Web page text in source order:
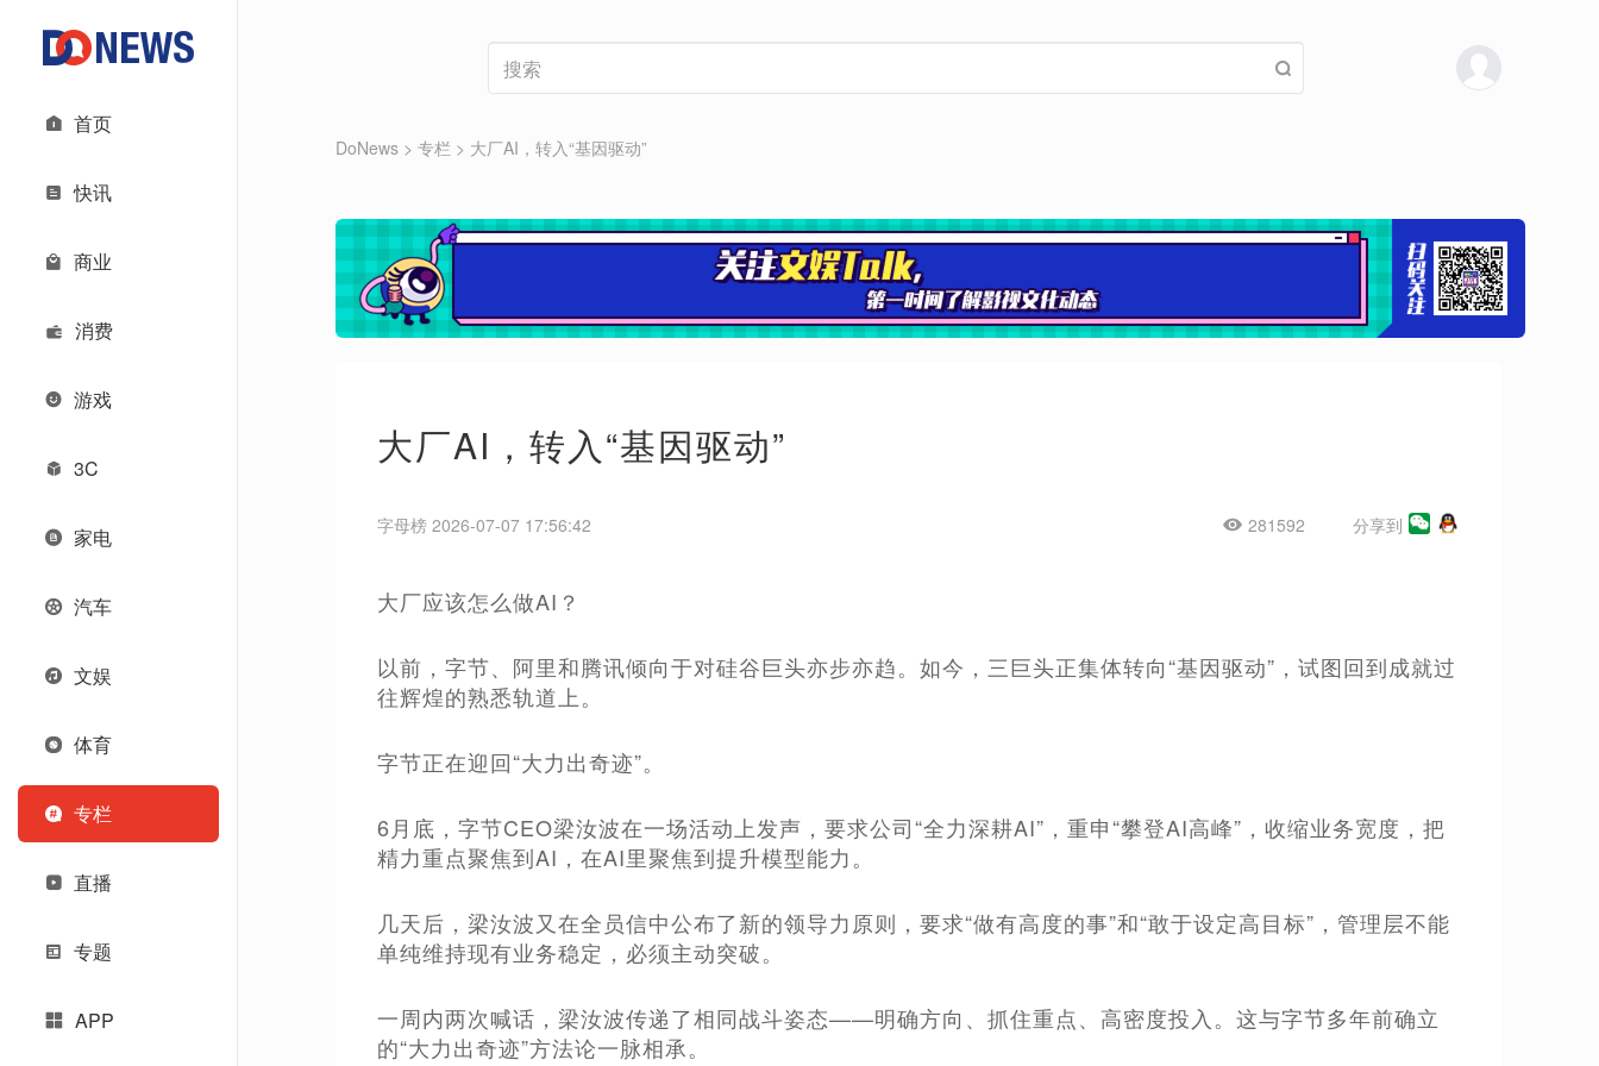
首页
快讯
商业
消费
游戏
3C
家电
汽车
文娱
体育
专栏
直播
专题
APP
DoNews > 专栏 > 大厂AI，转入“基因驱动”
大厂AI，转入“基因驱动”
字母榜 2026-07-07 17:56:42 281592 分享到
大厂应该怎么做AI？
以前，字节、阿里和腾讯倾向于对硅谷巨头亦步亦趋。如今，三巨头正集体转向“基因驱动”，试图回到成就过
往辉煌的熟悉轨道上。
字节正在迎回“大力出奇迹”。
6月底，字节CEO梁汝波在一场活动上发声，要求公司“全力深耕AI”，重申“攀登AI高峰”，收缩业务宽度，把
精力重点聚焦到AI，在AI里聚焦到提升模型能力。
几天后，梁汝波又在全员信中公布了新的领导力原则，要求“做有高度的事”和“敢于设定高目标”，管理层不能
单纯维持现有业务稳定，必须主动突破。
一周内两次喊话，梁汝波传递了相同战斗姿态——明确方向、抓住重点、高密度投入。这与字节多年前确立
的“大力出奇迹”方法论一脉相承。